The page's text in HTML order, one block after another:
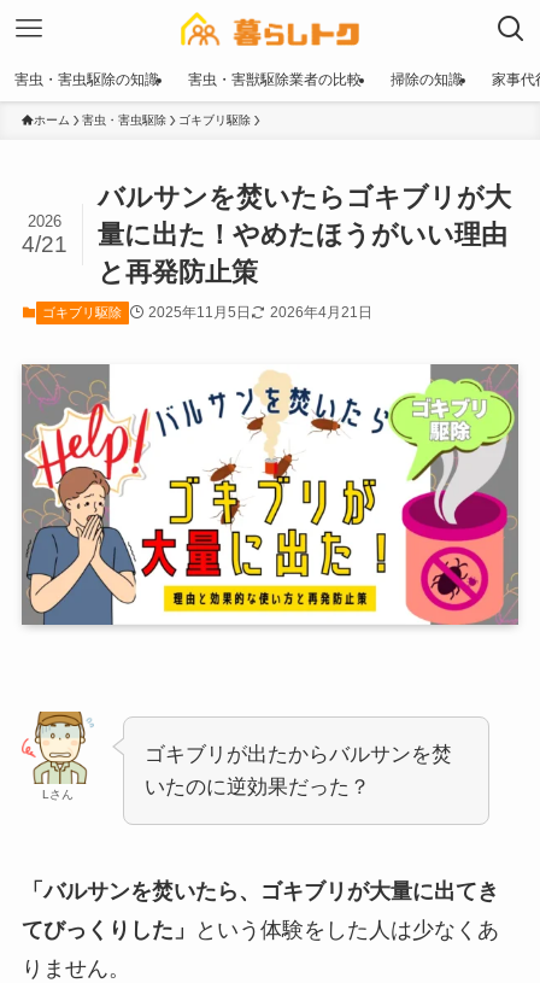
害虫・害虫駆除の知識 害虫・害獣駆除業者の比較 掃除の知識 家事代
ホーム 害虫・害虫駆除 ゴキブリ駆除
バルサンを焚いたらゴキブリが大
量に出た！やめたほうがいい理由
と再発防止策
2026
4/21
ゴキブリ駆除 2025年11月5日 2026年4月21日
Lさん
ゴキブリが出たからバルサンを焚
いたのに逆効果だった？
「バルサンを焚いたら、ゴキブリが大量に出てき
てびっくりした」
という体験をした人は少なくあ
りません。